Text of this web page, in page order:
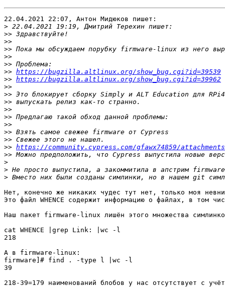
22.04.2021 22:07, Антон Мидюков пишет:
>
>>
>>
>>
>>
>>
>> https://bugzilla.altlinux.org/show_bug.cgi?id=39539
>> https://bugzilla.altlinux.org/show_bug.cgi?id=39962
>>
>>
>>
>>
>>
>>
>>
>>
>> https://community.cypress.com/gfawx74859/
>>
>
>
>
Нет, конечно же никаких чудес тут нет, только моя
Это файл WHENCE содержит информацию о файлах, в том
Наш пакет firmware-linux лишён этого множества
cat WHENCE |grep Link: |wc -l
218
А в firmware-linux:
firmware]# find . -type l |wc -l
39
218-39=179 наименований блобов у нас отсутствует с